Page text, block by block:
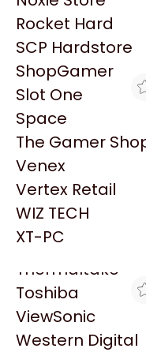
Palit
Philips
PowerColor
Razer
Redragon
Samsung
Sandisk
Sapphire
Seagate
Sentey
Solarmax
Thermaltake
Toshiba
ViewSonic
Western Digital
Rocket Hard
SCP Hardstore
ShopGamer
Slot One
Space
The Gamer
Venex
Vertex Retail
WIZ TECH
XT-PC
Explorá más
BLACK
FAN XPG P/ GABINETE
NEGRO ARGB
$29.035